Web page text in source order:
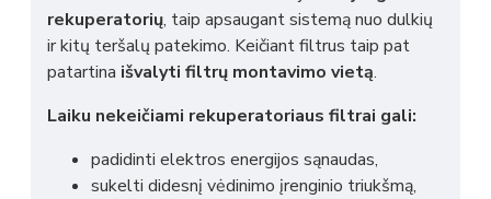
rekuperatorių, taip apsaugant sistemą nuo dulkių
ir kitų teršalų patekimo. Keičiant filtrus taip pat
patartina išvalyti filtrų montavimo vietą.
Laiku nekeičiami rekuperatoriaus filtrai gali:
padidinti elektros energijos sąnaudas,
sukelti didesnį vėdinimo įrenginio triukšmą,